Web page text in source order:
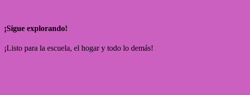
¡Sigue explorando!
¡Listo para la escuela, el hogar y todo lo demás!